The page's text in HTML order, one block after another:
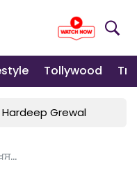
Tollywood
Hardeep Grewal